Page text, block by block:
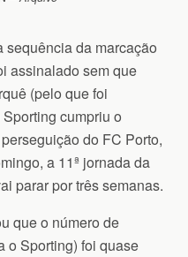
sequência da marcação
assinalado sem que
(pelo que foi
cumpriu o
do FC Porto,
a 11ª jornada da
parar por três semanas.
que o número de
o Sporting) foi quase